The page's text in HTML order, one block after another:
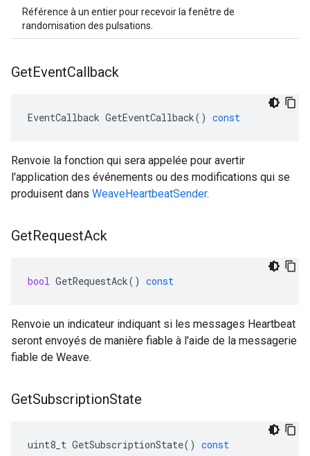
Référence à un entier pour recevoir la fenêtre de
randomisation des pulsations.
GetEventCallback
EventCallback GetEventCallback() const
Renvoie la fonction qui sera appelée pour avertir
l'application des événements ou des modifications qui se
produisent dans WeaveHeartbeatSender.
GetRequestAck
bool GetRequestAck() const
Renvoie un indicateur indiquant si les messages Heartbeat
seront envoyés de manière fiable à l'aide de la messagerie
fiable de Weave.
GetSubscriptionState
uint8_t GetSubscriptionState() const